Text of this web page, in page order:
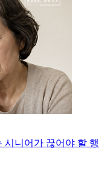
시니어가 끊어야 할 행